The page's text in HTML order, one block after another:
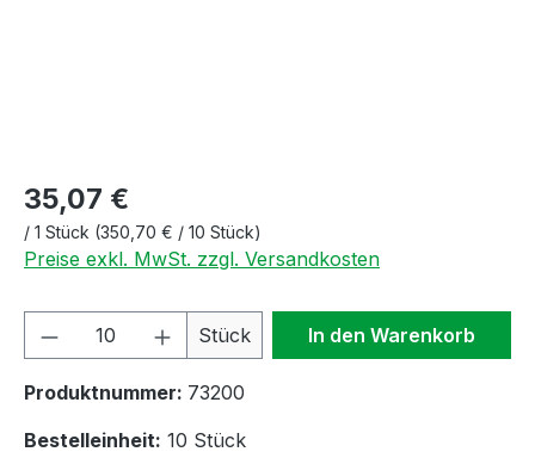
35,07 €
/ 1 Stück (350,70 € / 10 Stück)
Preise exkl. MwSt. zzgl. Versandkosten
Produkt Anzahl: Gib den
Stück In den Warenkorb
Produktnummer: 73200
Bestelleinheit: 10 Stück